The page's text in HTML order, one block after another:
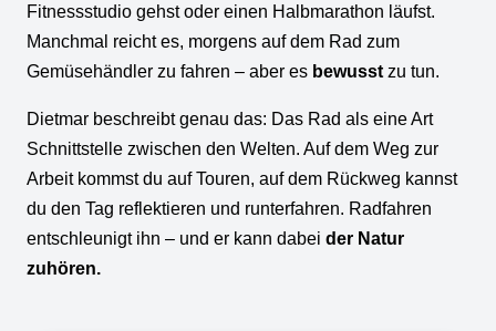
Fitnessstudio gehst oder einen Halbmarathon läufst.
Manchmal reicht es, morgens auf dem Rad zum
Gemüsehändler zu fahren – aber es bewusst zu tun.
Dietmar beschreibt genau das: Das Rad als eine Art
Schnittstelle zwischen den Welten. Auf dem Weg zur
Arbeit kommst du auf Touren, auf dem Rückweg kannst
du den Tag reflektieren und runterfahren. Radfahren
entschleunigt ihn – und er kann dabei der Natur
zuhören.